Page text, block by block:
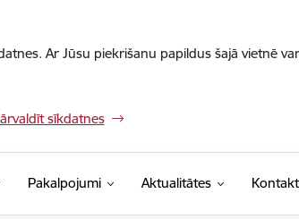
Ar Jūsu piekrišanu papildus šajā vietnē
sīkdatnes
Pakalpojumi Aktualitātes